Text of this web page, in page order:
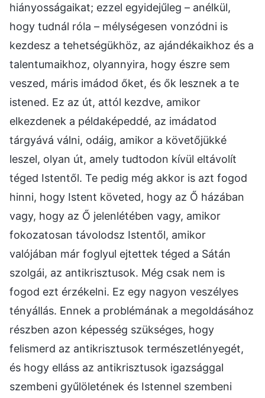
hiányosságaikat; ezzel egyidejűleg – anélkül,
hogy tudnál róla – mélységesen vonzódni is
kezdesz a tehetségükhöz, az ajándékaikhoz és a
talentumaikhoz, olyannyira, hogy észre sem
veszed, máris imádod őket, és ők lesznek a te
istened. Ez az út, attól kezdve, amikor
elkezdenek a példaképeddé, az imádatod
tárgyává válni, odáig, amikor a követőjükké
leszel, olyan út, amely tudtodon kívül eltávolít
téged Istentől. Te pedig még akkor is azt fogod
hinni, hogy Istent követed, hogy az Ő házában
vagy, hogy az Ő jelenlétében vagy, amikor
fokozatosan távolodsz Istentől, amikor
valójában már foglyul ejtettek téged a Sátán
szolgái, az antikrisztusok. Még csak nem is
fogod ezt érzékelni. Ez egy nagyon veszélyes
tényállás. Ennek a problémának a megoldásához
részben azon képesség szükséges, hogy
felismerd az antikrisztusok természetlényegét,
és hogy elláss az antikrisztusok igazsággal
szembeni gyűlöletének és Istennel szembeni